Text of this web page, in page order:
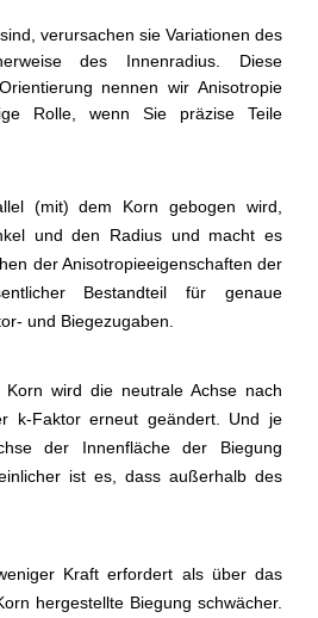
verursachen sie Variationen des
des Innenradius. Diese
nennen wir Anisotropie
Rolle, wenn Sie präzise Teile
(mit) dem Korn gebogen wird,
und den Radius und macht es
der Anisotropieeigenschaften der
Bestandteil für genaue
und Biegezugaben.
wird die neutrale Achse nach
k-Faktor erneut geändert. Und je
der Innenfläche der Biegung
ist es, dass außerhalb des
Kraft erfordert als über das
hergestellte Biegung schwächer.